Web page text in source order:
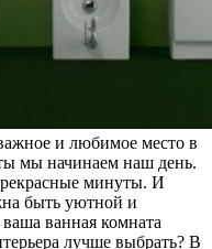
и любимое место в
мы начинаем наш день.
минуты. И
быть уютной и
ванная комната
лучше выбрать? В